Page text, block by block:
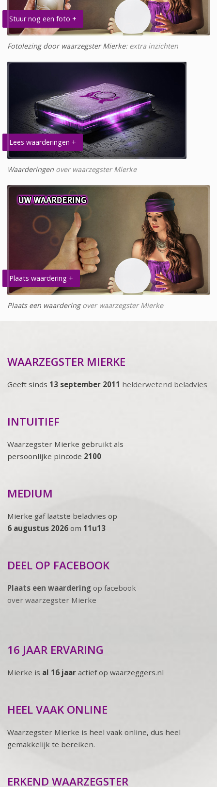
Stuur nog een foto +
Fotolezing door waarzegster Mierke: extra inzichten
Lees waarderingen +
Waarderingen over waarzegster Mierke
Plaats waardering +
Plaats een waarderingover waarzegster Mierke
WAARZEGSTER MIERKE
Geeft sinds 13 september 2011 helderwetend beladvies
INTUITIEF
Waarzegster Mierke gebruikt als
persoonlijke pincode 2100
MEDIUM
Mierke gaf laatste beladvies op
6 augustus 2026 om 11u13
DEEL OP FACEBOOK
Plaats een waardering op facebook
over waarzegster Mierke
16 JAAR ERVARING
Mierke is al 16 jaar actief op waarzeggers.nl
HEEL VAAK ONLINE
Waarzegster Mierke is heel vaak online, dus heel
gemakkelijk te bereiken.
ERKEND WAARZEGSTER